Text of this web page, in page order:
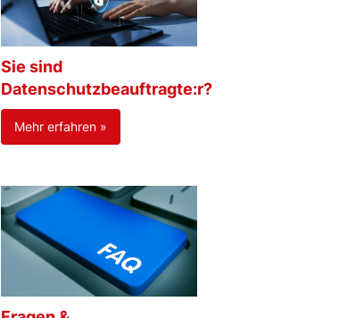
Sie sind
Datenschutzbeauftragte:r?
Mehr erfahren »